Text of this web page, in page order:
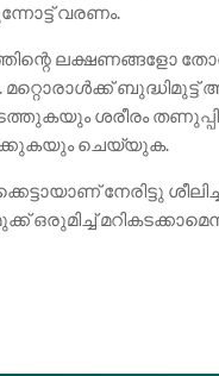
വരണം.
ലക്ഷണങ്ങളോ
ശരീരം
ചെയ്യുക.
ഒരുമിച്ച്